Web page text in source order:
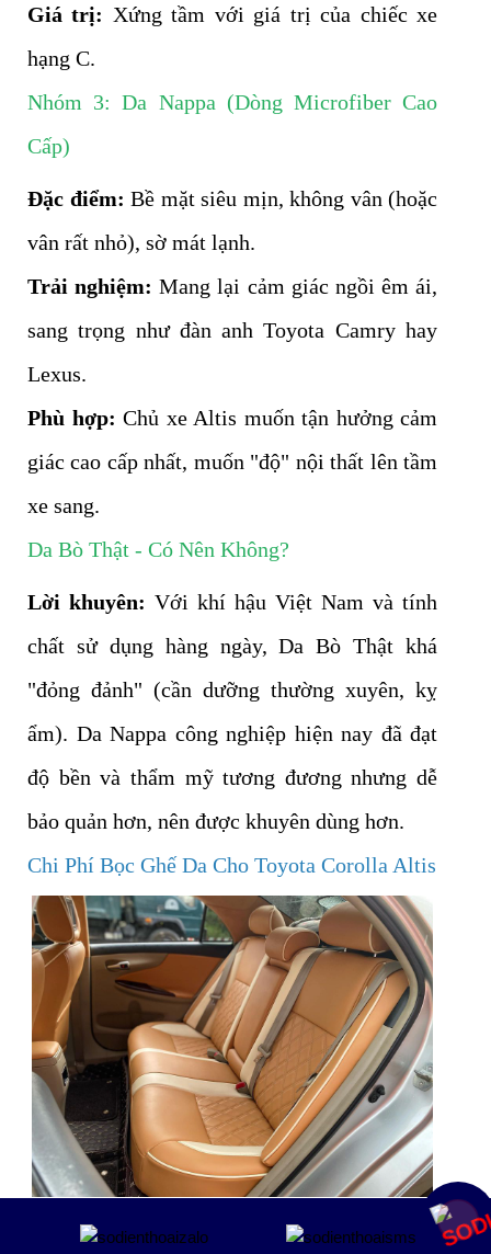
Giá trị: Xứng tầm với giá trị của chiếc xe
hạng C.
Nhóm 3: Da Nappa (Dòng Microfiber Cao
Cấp)
Đặc điểm: Bề mặt siêu mịn, không vân (hoặc
vân rất nhỏ), sờ mát lạnh.
Trải nghiệm: Mang lại cảm giác ngồi êm ái,
sang trọng như đàn anh Toyota Camry hay
Lexus.
Phù hợp: Chủ xe Altis muốn tận hưởng cảm
giác cao cấp nhất, muốn "độ" nội thất lên tầm
xe sang.
Da Bò Thật - Có Nên Không?
Lời khuyên: Với khí hậu Việt Nam và tính
chất sử dụng hàng ngày, Da Bò Thật khá
"đỏng đảnh" (cần dưỡng thường xuyên, kỵ
ẩm). Da Nappa công nghiệp hiện nay đã đạt
độ bền và thẩm mỹ tương đương nhưng dễ
bảo quản hơn, nên được khuyên dùng hơn.
Chi Phí Bọc Ghế Da Cho Toyota Corolla Altis
Đơn giá bọc ghế da cho Toyota Altis sẽ có 5
Mua ngay